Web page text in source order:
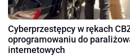
Cyberprzestępcy w rękach
oprogramowaniu do
internetowych